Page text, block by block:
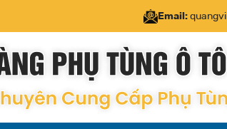
Email: